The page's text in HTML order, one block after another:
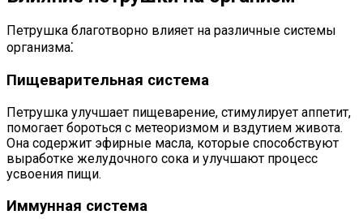
Петрушка благотворно влияет на различные системы
организма⁚
Пищеварительная система
Петрушка улучшает пищеварение, стимулирует аппетит,
помогает бороться с метеоризмом и вздутием живота.
Она содержит эфирные масла, которые способствуют
выработке желудочного сока и улучшают процесс
усвоения пищи.
Иммунная система